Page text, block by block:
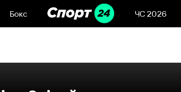
Бокс ЧС 2026